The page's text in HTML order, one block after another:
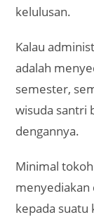
kelulusan.
Kalau
adalah
semester,
wisuda santri
dengannya.
Minimal
menyediakan
kepada suatu